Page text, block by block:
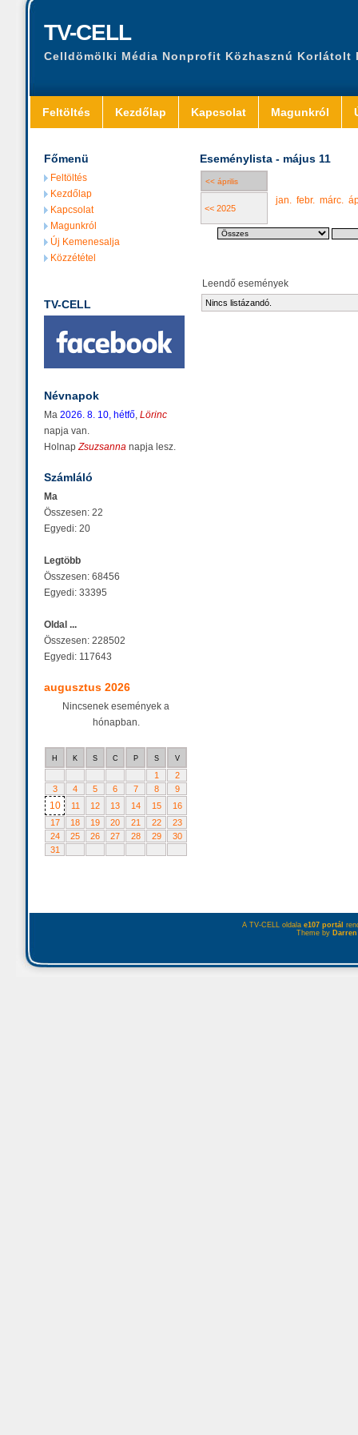
TV-CELL
Celldömölki Média Nonprofit Közhasznú Korlátolt
Feltöltés Kezdőlap Kapcsolat Magunkról
Főmenü
Feltöltés
Kezdőlap
Kapcsolat
Magunkról
Új Kemenesalja
Közzététel
TV-CELL
Névnapok
Ma 2026. 8. 10, hétfő, Lörinc
napja van.
HolnapZsuzsanna napja lesz.
Számláló
Ma
Összesen: 22
Egyedi: 20
Legtöbb
Összesen: 68456
Egyedi: 33395
Oldal ...
Összesen: 228502
Egyedi: 117643
augusztus 2026
Nincsenek események a
hónapban.
H K S C P S V
1
2
3
4 5 6 7 8 9
10 11 12 13 14 15
16
17
18 19 20 21 22
23
24
25 26 27 28 29
30
31
Eseménylista - május 11
<< április
<< 2025
jan. febr. márc.
Leendő események
Nincs listázandó.
A TV-CELL oldala e107 portál
Theme by